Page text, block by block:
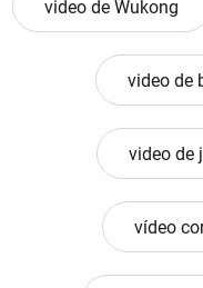
video de Wukong
video de
video de
vídeo